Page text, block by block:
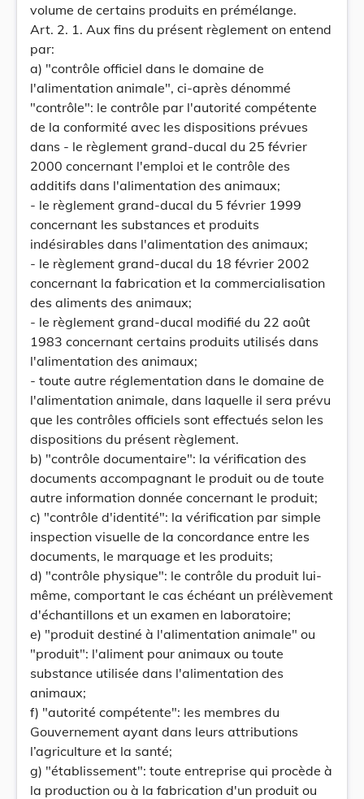
volume de certains produits en prémélange.
Art. 2. 1. Aux fins du présent règlement on entend
par:
a) "contrôle officiel dans le domaine de
l'alimentation animale", ci-après dénommé
"contrôle": le contrôle par l'autorité compétente
de la conformité avec les dispositions prévues
dans - le règlement grand-ducal du 25 février
2000 concernant l'emploi et le contrôle des
additifs dans l'alimentation des animaux;
- le règlement grand-ducal du 5 février 1999
concernant les substances et produits
indésirables dans l'alimentation des animaux;
- le règlement grand-ducal du 18 février 2002
concernant la fabrication et la commercialisation
des aliments des animaux;
- le règlement grand-ducal modifié du 22 août
1983 concernant certains produits utilisés dans
l'alimentation des animaux;
- toute autre réglementation dans le domaine de
l'alimentation animale, dans laquelle il sera prévu
que les contrôles officiels sont effectués selon les
dispositions du présent règlement.
b) "contrôle documentaire": la vérification des
documents accompagnant le produit ou de toute
autre information donnée concernant le produit;
c) "contrôle d'identité": la vérification par simple
inspection visuelle de la concordance entre les
documents, le marquage et les produits;
d) "contrôle physique": le contrôle du produit lui-
même, comportant le cas échéant un prélèvement
d'échantillons et un examen en laboratoire;
e) "produit destiné à l'alimentation animale" ou
"produit": l'aliment pour animaux ou toute
substance utilisée dans l'alimentation des
animaux;
f) "autorité compétente": les membres du
Gouvernement ayant dans leurs attributions
l’agriculture et la santé;
g) "établissement": toute entreprise qui procède à
la production ou à la fabrication d'un produit ou